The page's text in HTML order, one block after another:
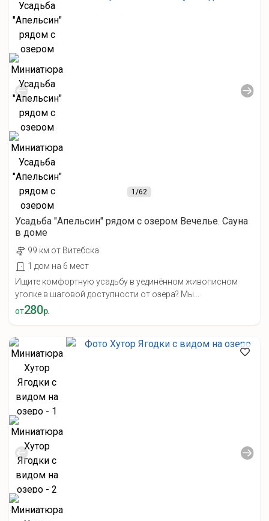
1/62
Усадьба "Апельсин" рядом с озером Вечелье. Сауна
в доме
99 км от Витебска
1 дом на 6 мест
Ищите комфортную усадьбу в уединённом живописном
уголке в шаговой доступности от озера? Мы...
от280р.